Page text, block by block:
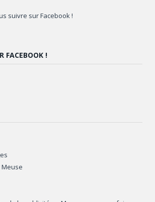
suivre sur Facebook !
FACEBOOK !
Meuse